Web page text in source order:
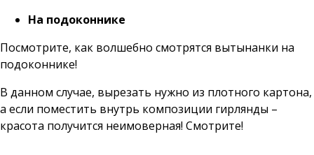
На подоконнике
Посмотрите, как волшебно смотрятся вытынанки на
подоконнике!
В данном случае, вырезать нужно из плотного картона,
а если поместить внутрь композиции гирлянды –
красота получится неимоверная! Смотрите!